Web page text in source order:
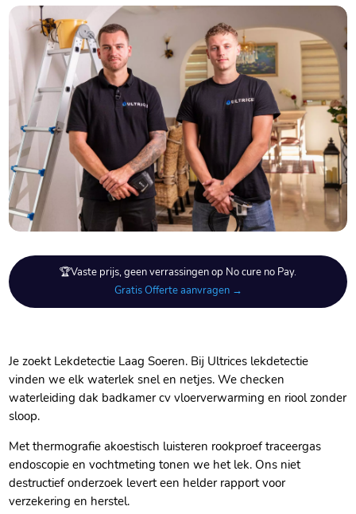
🏆Vaste prijs, geen verrassingen op No cure no Pay.
Gratis Offerte aanvragen →
Je zoekt Lekdetectie Laag Soeren.​ Bij Ultrices lekdetectie
vinden we elk waterlek snel en netjes.​ We checken
waterleiding dak badkamer cv vloerverwarming en riool zonder
sloop.​
Met thermografie akoestisch luisteren rookproef traceergas
endoscopie en vochtmeting tonen we het lek.​ Ons niet
destructief onderzoek levert een helder rapport voor
verzekering en herstel.​